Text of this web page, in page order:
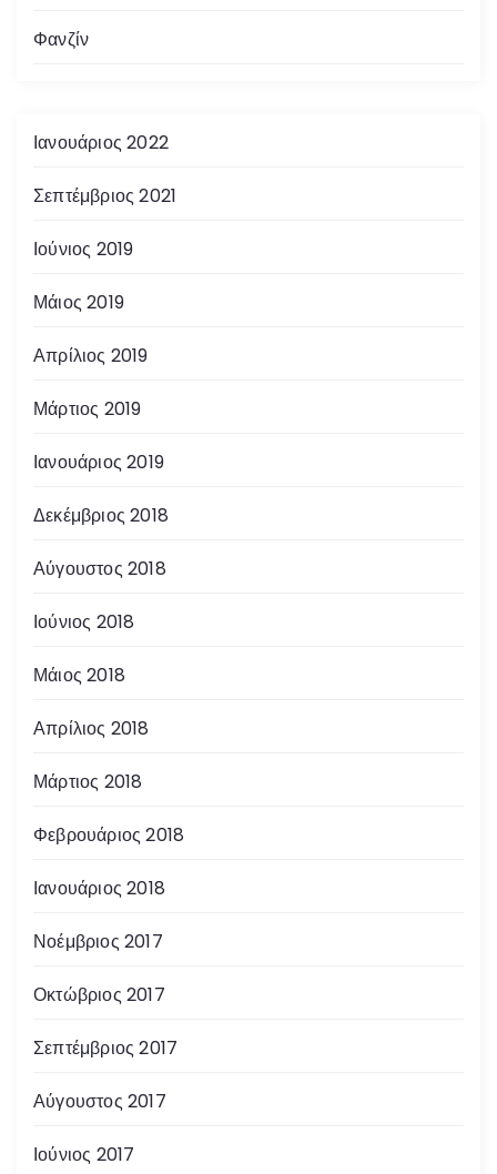
Φανζίν
Ιανουάριος 2022
Σεπτέμβριος 2021
Ιούνιος 2019
Μάιος 2019
Απρίλιος 2019
Μάρτιος 2019
Ιανουάριος 2019
Δεκέμβριος 2018
Αύγουστος 2018
Ιούνιος 2018
Μάιος 2018
Απρίλιος 2018
Μάρτιος 2018
Φεβρουάριος 2018
Ιανουάριος 2018
Νοέμβριος 2017
Οκτώβριος 2017
Σεπτέμβριος 2017
Αύγουστος 2017
Ιούνιος 2017